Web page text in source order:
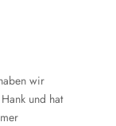
wir
und hat